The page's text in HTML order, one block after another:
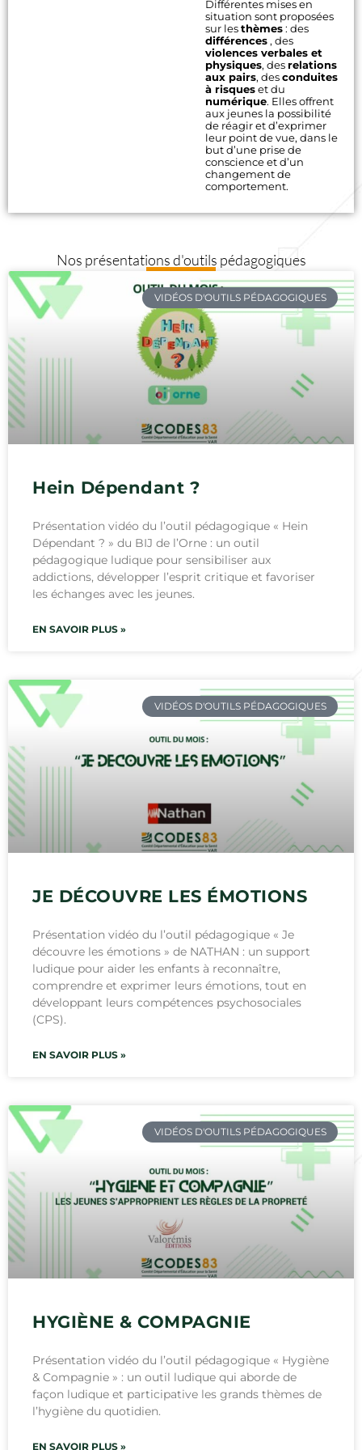
Différentes mises en
situation sont proposées
sur lesthèmes : des
différences , des
violences verbales et
physiques, des relations
aux pairs, desconduites
à risques et du
numérique. Elles offrent
aux jeunes la possibilité
de réagir et d’exprimer
leur point de vue, dans le
but d’une prise de
conscience et d’un
changement de
comportement.
Nos présentations d'outils pédagogiques
VIDÉOS D'OUTILS PÉDAGOGIQUES
Hein Dépendant ?
Présentation vidéo du l’outil pédagogique « Hein
Dépendant ? » du BIJ de l’Orne : un outil
pédagogique ludique pour sensibiliser aux
addictions, développer l’esprit critique et favoriser
les échanges avec les jeunes.
EN SAVOIR PLUS »
VIDÉOS D'OUTILS PÉDAGOGIQUES
JE DÉCOUVRE LES ÉMOTIONS
Présentation vidéo du l’outil pédagogique « Je
découvre les émotions » de NATHAN : un support
ludique pour aider les enfants à reconnaître,
comprendre et exprimer leurs émotions, tout en
développant leurs compétences psychosociales
(CPS).
EN SAVOIR PLUS »
VIDÉOS D'OUTILS PÉDAGOGIQUES
HYGIÈNE & COMPAGNIE
Présentation vidéo du l’outil pédagogique « Hygiène
& Compagnie » : un outil ludique qui aborde de
façon ludique et participative les grands thèmes de
l’hygiène du quotidien.
EN SAVOIR PLUS »